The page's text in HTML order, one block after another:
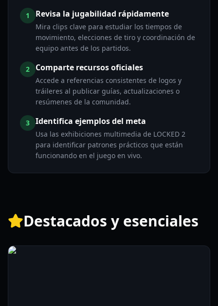
1 Revisa la jugabilidad rápidamente
Mira clips clave para estudiar los tiempos de
movimiento, elecciones de tiro y coordinación de
equipo antes de los partidos.
2 Comparte recursos oficiales
Accede a referencias consistentes de logos y
tráileres al publicar guías, actualizaciones o
resúmenes de la comunidad.
3 Identifica ejemplos del meta
Usa las exhibiciones multimedia de LOCKED 2
para identificar patrones prácticos que están
funcionando en el juego en vivo.
Destacados y esenciales